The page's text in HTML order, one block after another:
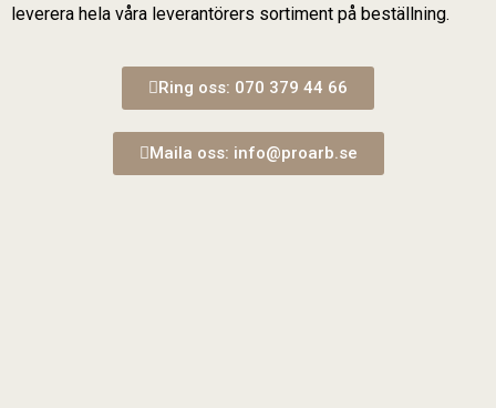
leverera hela våra leverantörers sortiment på beställning.
Ring oss: 070 379 44 66
Maila oss: info@proarb.se